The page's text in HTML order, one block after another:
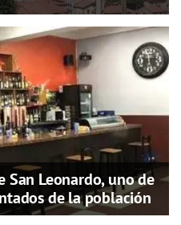
San Leonardo, uno de
de la población